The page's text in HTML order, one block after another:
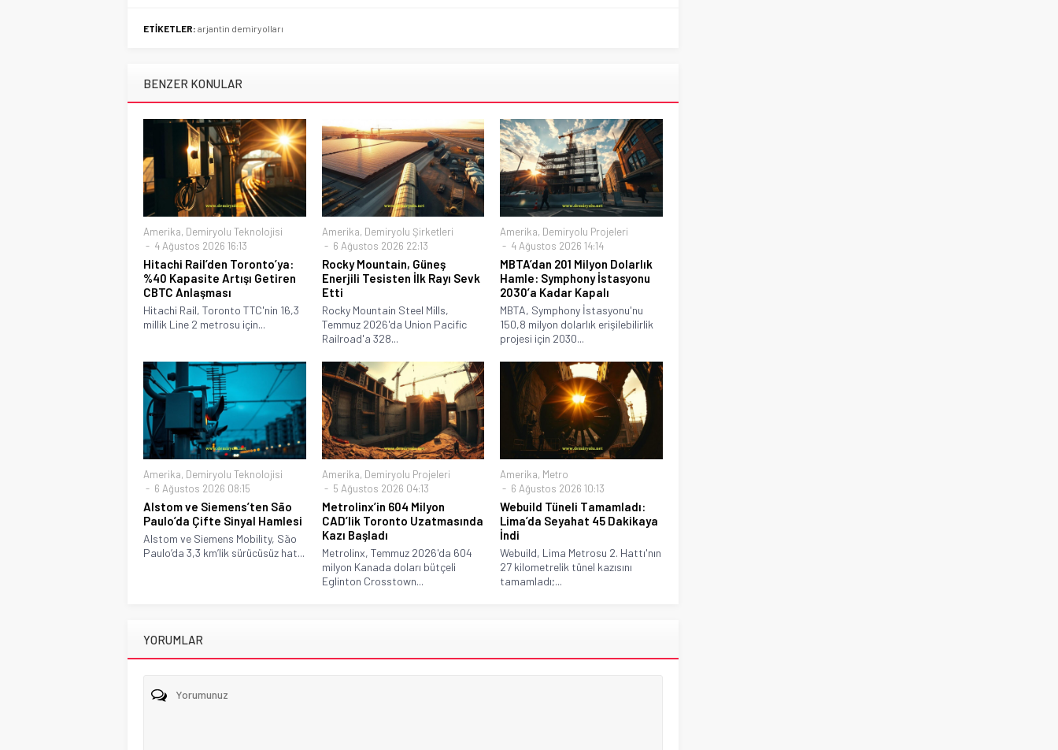
ETİKETLER: arjantin demiryolları
BENZER KONULAR
Amerika, Demiryolu Teknolojisi
4 Ağustos 2026 16:13
Hitachi Rail’den Toronto’ya:
%40 Kapasite Artışı Getiren
CBTC Anlaşması
Hitachi Rail, Toronto TTC'nin 16,3
millik Line 2 metrosu için...
Amerika, Demiryolu Şirketleri
6 Ağustos 2026 22:13
Rocky Mountain, Güneş
Enerjili Tesisten İlk Rayı Sevk
Etti
Rocky Mountain Steel Mills,
Temmuz 2026'da Union Pacific
Railroad'a 328...
Amerika, Demiryolu Projeleri
4 Ağustos 2026 14:14
MBTA’dan 201 Milyon Dolarlık
Hamle: Symphony İstasyonu
2030’a Kadar Kapalı
MBTA, Symphony İstasyonu'nu
150,8 milyon dolarlık erişilebilirlik
projesi için 2030...
Amerika, Demiryolu Teknolojisi
6 Ağustos 2026 08:15
Alstom ve Siemens’ten São
Paulo’da Çifte Sinyal Hamlesi
Alstom ve Siemens Mobility, São
Paulo’da 3,3 km’lik sürücüsüz hat...
Amerika, Demiryolu Projeleri
5 Ağustos 2026 04:13
Metrolinx’in 604 Milyon
CAD’lik Toronto Uzatmasında
Kazı Başladı
Metrolinx, Temmuz 2026'da 604
milyon Kanada doları bütçeli
Eglinton Crosstown...
Amerika, Metro
6 Ağustos 2026 10:13
Webuild Tüneli Tamamladı:
Lima’da Seyahat 45 Dakikaya
İndi
Webuild, Lima Metrosu 2. Hattı'nın
27 kilometrelik tünel kazısını
tamamladı;...
YORUMLAR